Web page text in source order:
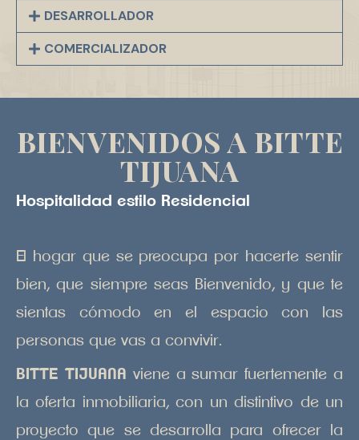
DESARROLLADOR
COMERCIALIZADOR
Bienvenidos a bitte
tijuana
Hospitalidad estilo Residencial
El hogar que se preocupa por hacerte sentir
bien, que siempre seas Bienvenido, y que te
sientas cómodo en el espacio con las
personas que vas a convivir.
BITTE TIJUANA viene a sumar fuertemente a
la oferta inmobiliaria, con un distintivo de un
proyecto que se desarrolla para ofrecer la